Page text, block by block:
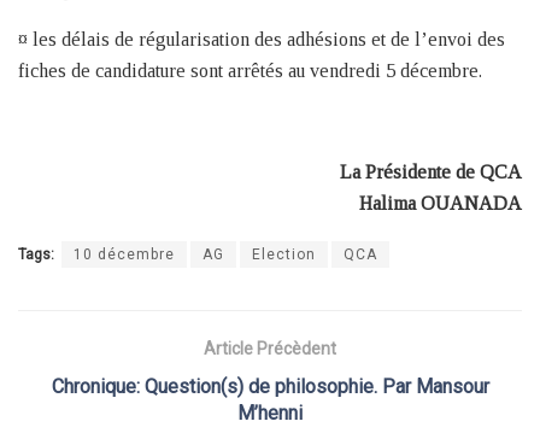
¤ les délais de régularisation des adhésions et de l’envoi des
fiches de candidature sont arrêtés au vendredi 5 décembre.
La Présidente de QCA
Halima OUANADA
Tags: 10 décembre AG Election QCA
Article Précèdent
Chronique: Question(s) de philosophie. Par Mansour
M’henni